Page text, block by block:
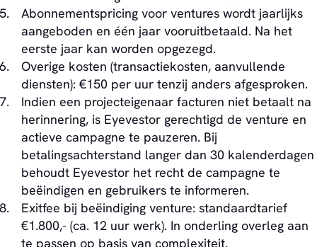
Abonnementspricing voor ventures wordt jaarlijks
aangeboden en één jaar vooruitbetaald. Na het
eerste jaar kan worden opgezegd.
Overige kosten (transactiekosten, aanvullende
diensten): €150 per uur tenzij anders afgesproken.
Indien een projecteigenaar facturen niet betaalt na
herinnering, is Eyevestor gerechtigd de venture en
actieve campagne te pauzeren. Bij
betalingsachterstand langer dan 30 kalenderdagen
behoudt Eyevestor het recht de campagne te
beëindigen en gebruikers te informeren.
Exitfee bij beëindiging venture: standaardtarief
€1.800,- (ca. 12 uur werk). In onderling overleg aan
te passen op basis van complexiteit.